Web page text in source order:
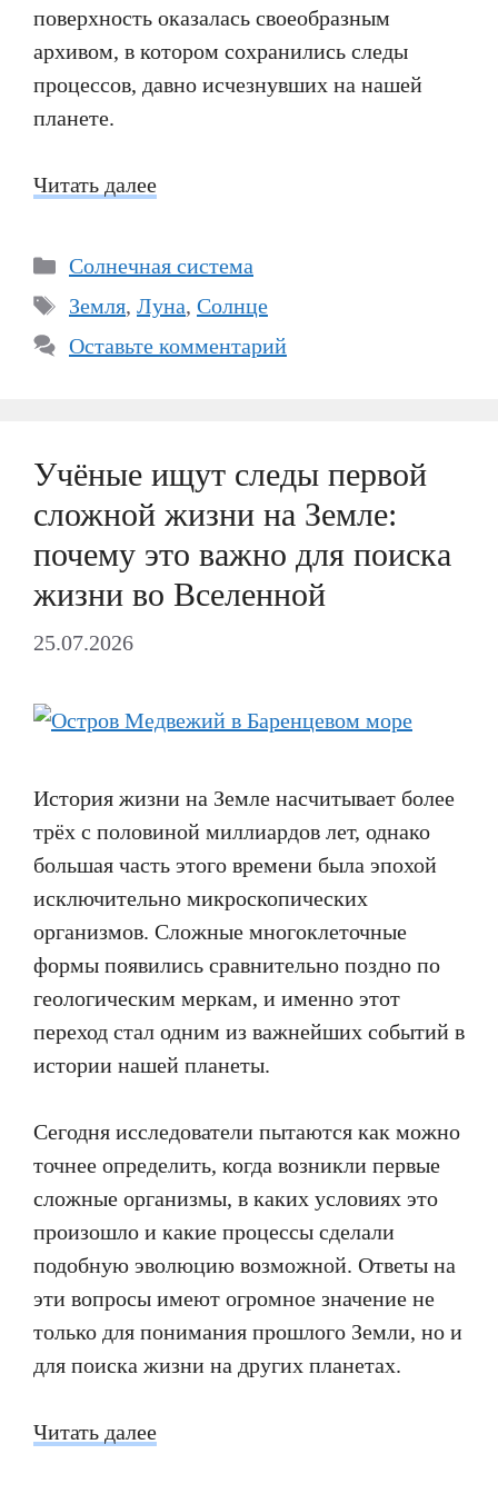
поверхность оказалась своеобразным
архивом, в котором сохранились следы
процессов, давно исчезнувших на нашей
планете.
Читать далее
Рубрики
Солнечная система
Метки
Земля, Луна, Солнце
Оставьте комментарий
Учёные ищут следы первой
сложной жизни на Земле:
почему это важно для поиска
жизни во Вселенной
25.07.2026
История жизни на Земле насчитывает более
трёх с половиной миллиардов лет, однако
большая часть этого времени была эпохой
исключительно микроскопических
организмов. Сложные многоклеточные
формы появились сравнительно поздно по
геологическим меркам, и именно этот
переход стал одним из важнейших событий в
истории нашей планеты.
Сегодня исследователи пытаются как можно
точнее определить, когда возникли первые
сложные организмы, в каких условиях это
произошло и какие процессы сделали
подобную эволюцию возможной. Ответы на
эти вопросы имеют огромное значение не
только для понимания прошлого Земли, но и
для поиска жизни на других планетах.
Читать далее